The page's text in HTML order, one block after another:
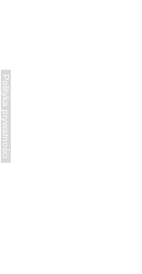
Polityka prywatności